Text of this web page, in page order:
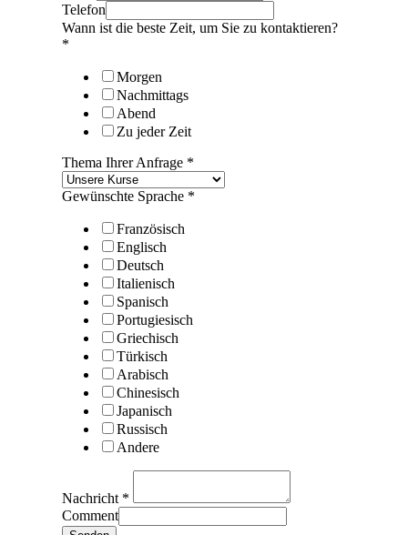
Telefon
Wann ist die beste Zeit, um Sie zu kontaktieren?
*
Morgen
Nachmittags
Abend
Zu jeder Zeit
Thema Ihrer Anfrage *
Gewünschte Sprache *
Französisch
Englisch
Deutsch
Italienisch
Spanisch
Portugiesisch
Griechisch
Türkisch
Arabisch
Chinesisch
Japanisch
Russisch
Andere
Nachricht *
Comment